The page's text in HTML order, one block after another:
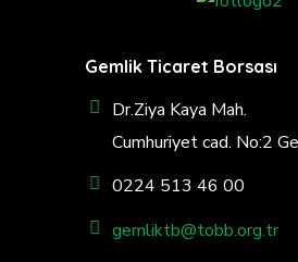
Gemlik Ticaret Borsası
Dr.Ziya Kaya Mah.
Cumhuriyet cad. No:2
0224 513 46 00
gemliktb@tobb.org.tr